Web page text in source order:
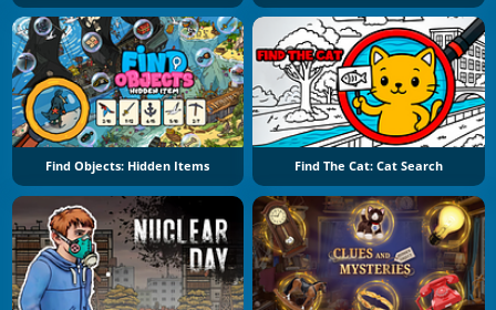
Find Objects: Hidden Items Find The Cat: Cat Search